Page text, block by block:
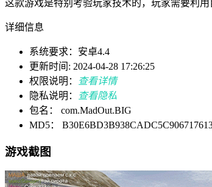
这款游戏是特别考验玩家技术的，玩家需要利
详细信息
系统要求：安卓4.4
更新时间: 2024-04-28 17:26:25
权限说明：
查看详情
隐私说明：
查看隐私
包名： com.MadOut.BIG
MD5：
游戏截图